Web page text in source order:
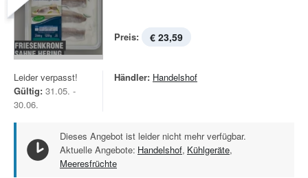
Preis: € 23,59
Leider verpasst!
Gültig: 31.05. -
30.06.
Händler: Handelshof
Dieses Angebot ist leider nicht mehr verfügbar.
Aktuelle Angebote: Handelshof, Kühlgeräte,
Meeresfrüchte